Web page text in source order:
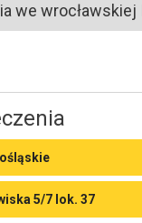
wrocławskiej
5/7 lok. 37